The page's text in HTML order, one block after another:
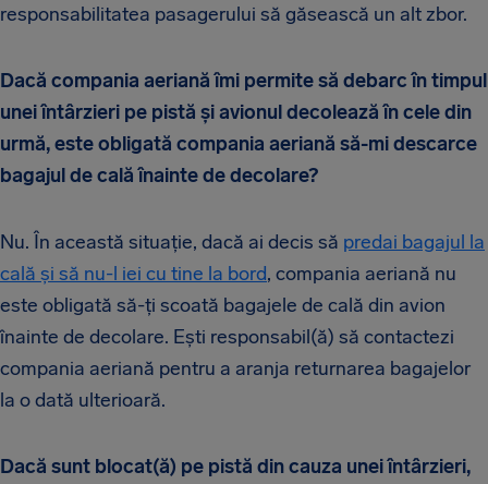
responsabilitatea pasagerului să găsească un alt zbor.
Dacă compania aeriană îmi permite să debarc în timpul
unei întârzieri pe pistă și avionul decolează în cele din
urmă, este obligată compania aeriană să-mi descarce
bagajul de cală înainte de decolare?
Nu. În această situație, dacă ai decis să predai bagajul la
cală și să nu-l iei cu tine la bord, compania aeriană nu
este obligată să-ți scoată bagajele de cală din avion
înainte de decolare. Ești responsabil(ă) să contactezi
compania aeriană pentru a aranja returnarea bagajelor
la o dată ulterioară.
Dacă sunt blocat(ă) pe pistă din cauza unei întârzieri,